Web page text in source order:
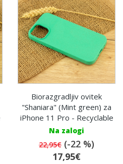
Biorazgradljiv ovitek
"Shaniara" (Mint green) za
iPhone 11 Pro - Recyclable
Na zalogi
22,95€ (-22 %)
17,95€